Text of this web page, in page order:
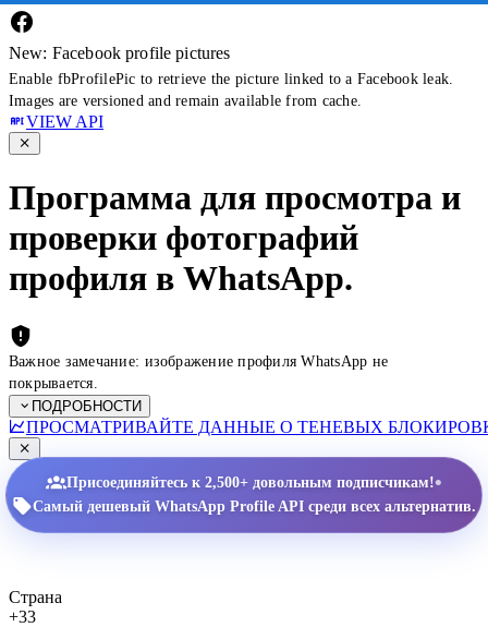
New: Facebook profile pictures
Enable fbProfilePic to retrieve the picture linked to a Facebook leak.
Images are versioned and remain available from cache.
VIEW API
Программа для просмотра и
проверки фотографий
профиля в WhatsApp.
Важное замечание: изображение профиля WhatsApp не
покрывается.
ПОДРОБНОСТИ
ПРОСМАТРИВАЙТЕ ДАННЫЕ О ТЕНЕВЫХ
Присоединяйтесь к 2,500+ довольным подписчикам!•
Самый дешевый WhatsApp Profile API среди всех альтернатив.
Страна
+33